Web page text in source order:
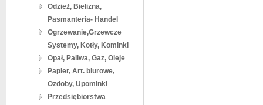
Odzież, Bielizna,
Pasmanteria- Handel
Ogrzewanie,Grzewcze
Systemy, Kotły, Kominki
Opał, Paliwa, Gaz, Oleje
Papier, Art. biurowe,
Ozdoby, Upominki
Przedsiębiorstwa